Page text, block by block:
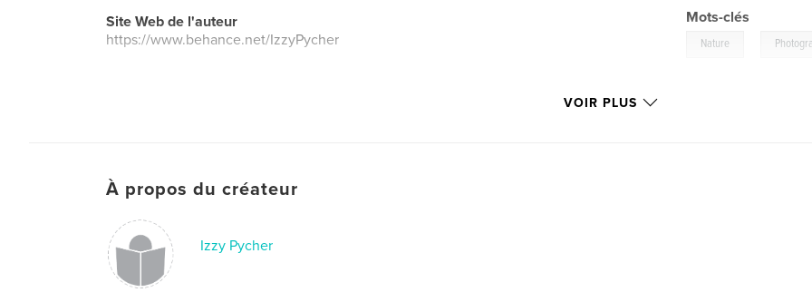
Site Web de l'auteur
https://www.behance.net/IzzyPycher
Mots-clés
Nature
VOIR PLUS
À propos du créateur
Izzy Pycher